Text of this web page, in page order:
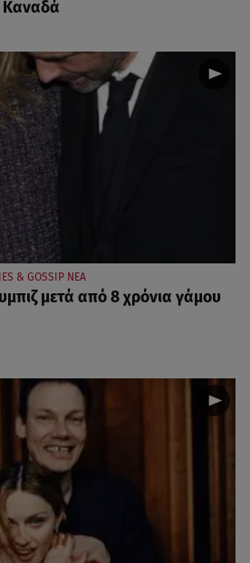
Καναδά
& GOSSIP ΝΕΑ
μετά από 8 χρόνια γάμου